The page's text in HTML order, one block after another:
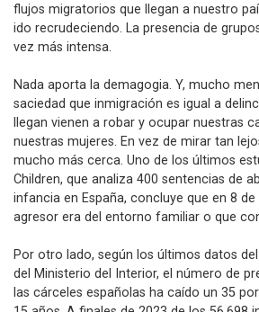
flujos migratorios que llegan a nuestro
ido recrudeciendo. La presencia de
vez más intensa.
Nada aporta la demagogia. Y, mucho
saciedad que inmigración es igual a
llegan vienen a robar y ocupar nuestras
nuestras mujeres. En vez de mirar tan
mucho más cerca. Uno de los últimos
Children, que analiza 400 sentencias de
infancia en España, concluye que en 8 de
agresor era del entorno familiar o que
Por otro lado, según los últimos datos
del Ministerio del Interior, el número de
las cárceles españolas ha caído un 35